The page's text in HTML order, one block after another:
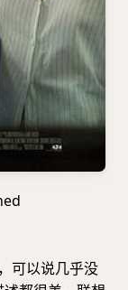
可以说几乎没